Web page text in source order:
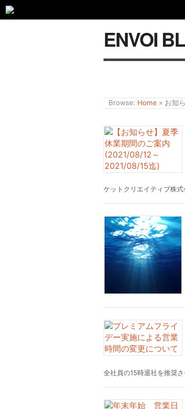
ENVOI
Browse: Home » お知
ケットクリエイティブ株
全社員の15時退社を推奨